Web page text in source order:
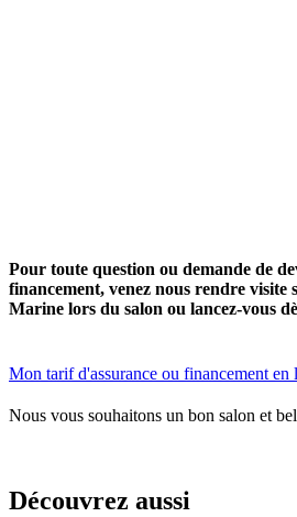
Pour toute question ou demande de
financement, venez nous rendre
Marine lors du salon ou lancez-vous
Mon tarif d'assurance ou financement en
Nous vous souhaitons un bon salon et
Découvrez aussi